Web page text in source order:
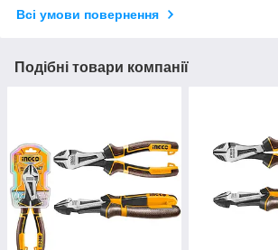
Всі умови повернення
Подібні товари компанії